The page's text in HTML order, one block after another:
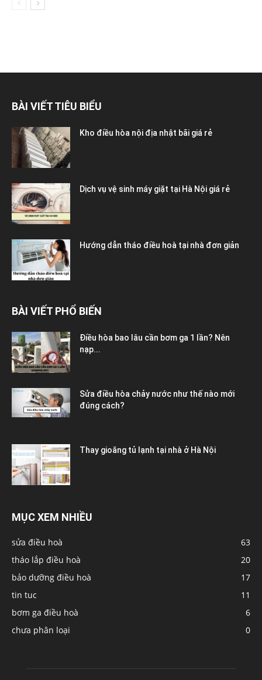
BÀI VIẾT TIÊU BIỂU
Kho điều hòa nội địa nhật bãi giá rẻ
Dịch vụ vệ sinh máy giặt tại Hà Nội giá rẻ
Hướng dẫn tháo điều hoà tại nhà đơn giản
BÀI VIẾT PHỔ BIẾN
Điều hòa bao lâu cần bơm ga 1 lần? Nên
nạp...
Sửa điều hòa chảy nước như thế nào mới
đúng cách?
Thay gioăng tủ lạnh tại nhà ở Hà Nội
MỤC XEM NHIỀU
sửa điều hoà
63
tháo lắp điều hoà
20
bảo dưỡng điều hoà
17
tin tuc
11
bơm ga điều hoà
6
chưa phân loại
0